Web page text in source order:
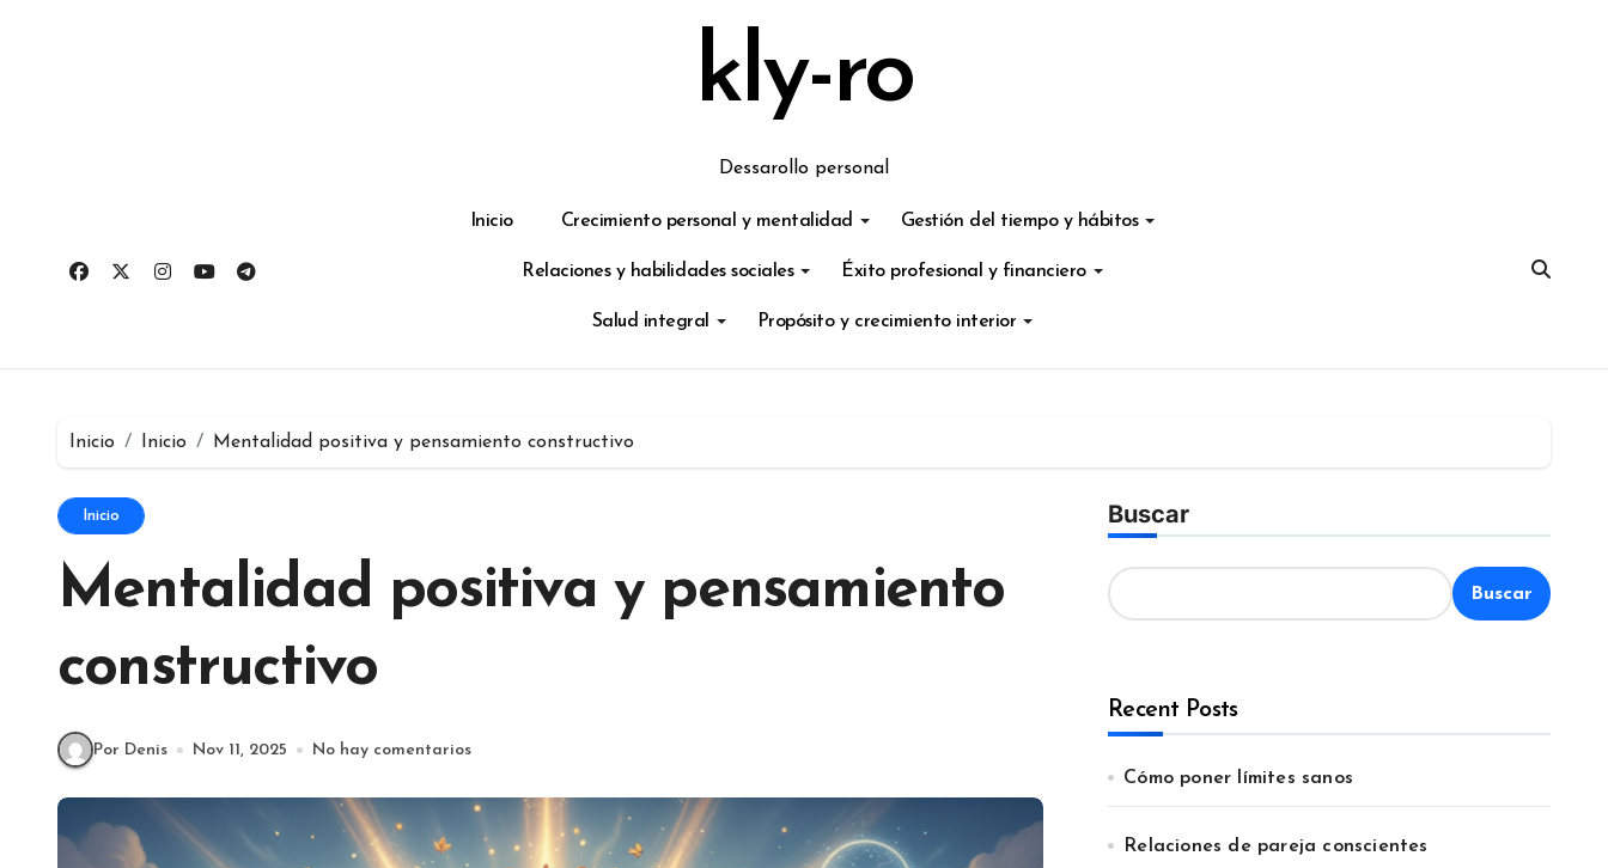
kly-ro
Dessarollo personal
Inicio Crecimiento personal y mentalidad Gestión del tiempo y hábitos
Relaciones y habilidades sociales Éxito profesional y financiero
Salud integral Propósito y crecimiento interior
Inicio Inicio Mentalidad positiva y pensamiento constructivo
Inicio
Mentalidad positiva y pensamiento
constructivo
Por Denis Nov 11, 2025 No hay comentarios
Buscar
Buscar
Recent Posts
Cómo poner límites sanos
Relaciones de pareja conscientes